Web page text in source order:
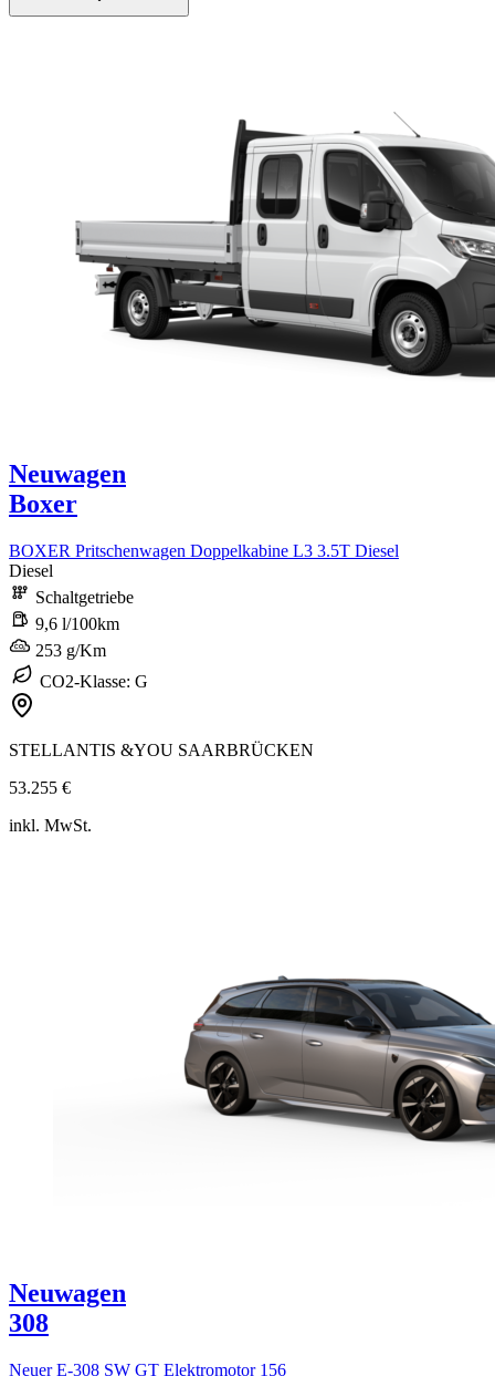
Neuwagen
Boxer
BOXER Pritschenwagen Doppelkabine L3 3.5T Diesel
Diesel
Schaltgetriebe
9,6 l/100km
253 g/Km
CO2-Klasse: G
STELLANTIS &YOU SAARBRÜCKEN
53.255 €
inkl. MwSt.
Neuwagen
308
Neuer E-308 SW GT Elektromotor 156